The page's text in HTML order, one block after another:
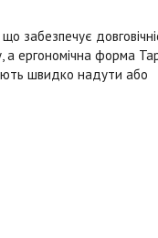
забезпечує
а ергономічна форма
швидко надути або